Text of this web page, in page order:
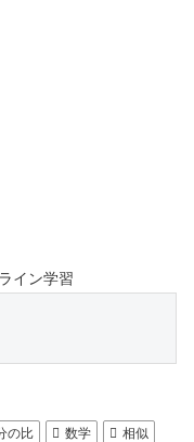
イン学習
の比 数学
相似